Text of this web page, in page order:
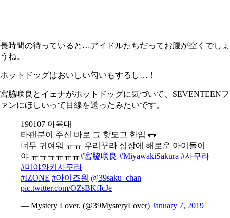
長時間の待っていると…アイドルたちだってお腹が空くでしょ
うね。
ホットドッグはおいしい匂いもするし…！
宮脇咲良とイェナがホットドッグに気づいて、SEVENTEENフ
ァンにほしいって目線を送ったみたいです。
190107 아육대
타팬분이 주신 바로 그 핫도그 한입 🌭
너무 귀여워 ㅠㅠ 우리꾸라 심장에 해로운 아이돌이
야 ㅠㅠㅠㅠㅠㅠ#宮脇咲良 #MiyawakiSakura #사쿠라
#미야와키사쿠라
#IZONE #아이즈원 @39saku_chan
pic.twitter.com/OZsBKfIcJe
— Mystery Lover. (@39MysteryLover) January 7, 2019